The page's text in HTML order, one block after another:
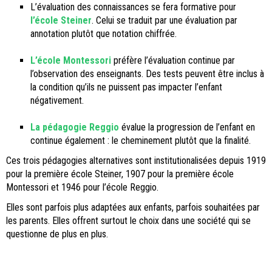
L’évaluation des connaissances se fera formative pour
l’école Steiner. Celui se traduit par une évaluation par
annotation plutôt que notation chiffrée.
L’école Montessori préfère l’évaluation continue par
l’observation des enseignants. Des tests peuvent être inclus à
la condition qu’ils ne puissent pas impacter l’enfant
négativement.
La pédagogie Reggio évalue la progression de l’enfant en
continue également : le cheminement plutôt que la finalité.
Ces trois pédagogies alternatives sont institutionalisées depuis 1919
pour la première école Steiner, 1907 pour la première école
Montessori et 1946 pour l’école Reggio.
Elles sont parfois plus adaptées aux enfants, parfois souhaitées par
les parents. Elles offrent surtout le choix dans une société qui se
questionne de plus en plus.